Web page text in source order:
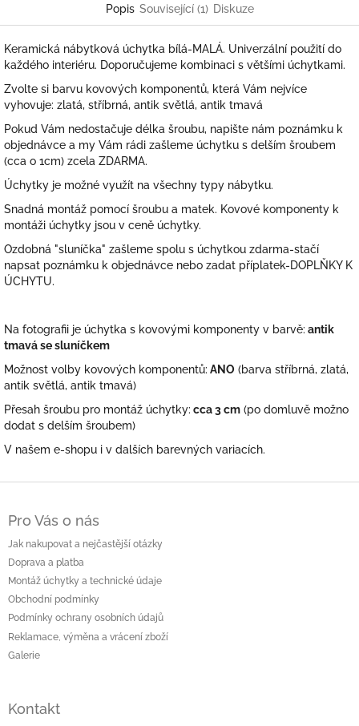
Popis Související (1) Diskuze
Keramická nábytková úchytka bílá-MALÁ. Univerzální použití do
každého interiéru. Doporučujeme kombinaci s většími úchytkami.
Zvolte si barvu kovových komponentů, která Vám nejvíce
vyhovuje: zlatá, stříbrná, antik světlá, antik tmavá
Pokud Vám nedostačuje délka šroubu, napište nám poznámku k
objednávce a my Vám rádi zašleme úchytku s delším šroubem
(cca o 1cm) zcela ZDARMA.
Úchytky je možné využít na všechny typy nábytku.
Snadná montáž pomocí šroubu a matek. Kovové komponenty k
montáži úchytky jsou v ceně úchytky.
Ozdobná "sluníčka" zašleme spolu s úchytkou zdarma-stačí
napsat poznámku k objednávce nebo zadat příplatek-DOPLŇKY K
ÚCHYTU.
Na fotografii je úchytka s kovovými komponenty v barvě: antik
tmavá se sluníčkem
Možnost volby kovových komponentů: ANO (barva stříbrná, zlatá,
antik světlá, antik tmavá)
Přesah šroubu pro montáž úchytky: cca 3 cm (po domluvě možno
dodat s delším šroubem)
V našem e-shopu i v dalších barevných variacích.
Pro Vás o nás
Jak nakupovat a nejčastější otázky
Doprava a platba
Montáž úchytky a technické údaje
Obchodní podmínky
Podmínky ochrany osobních údajů
Reklamace, výměna a vrácení zboží
Galerie
Kontakt